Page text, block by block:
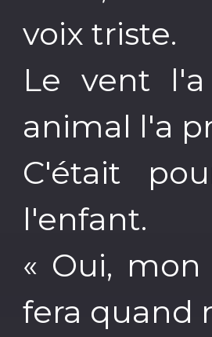
voix triste.
Le vent
animal l'a
C'était
l'enfant.
« Oui,
fera quand